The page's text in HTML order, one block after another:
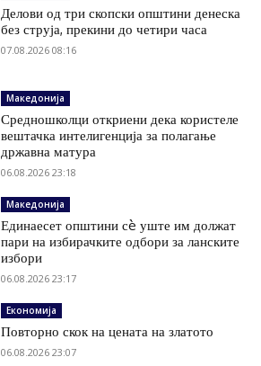
Делови од три скопски општини денеска
без струја, прекини до четири часа
07.08.2026 08:16
Македонија
Средношколци откриени дека користеле
вештачка интелигенција за полагање
државна матура
06.08.2026 23:18
Македонија
Единаесет општини сè уште им должат
пари на избирачките одбори за ланските
избори
06.08.2026 23:17
Економија
Повторно скок на цената на златото
06.08.2026 23:07